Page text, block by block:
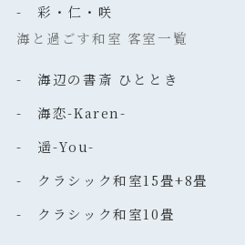
- 彩・仁・咲
海と過ごす和室 客室一覧
- 海辺の書斎 ひととき
- 海恋-Karen-
- 遥-You-
- クラシック和室15畳+8畳
- クラシック和室10畳